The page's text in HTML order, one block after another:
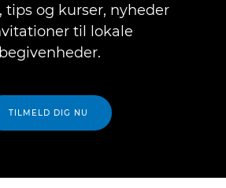
tips og kurser, nyheder
til lokale
begivenheder.
TILMELD DIG NU